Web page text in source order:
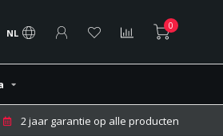
NL
0
2 jaar garantie op alle producten